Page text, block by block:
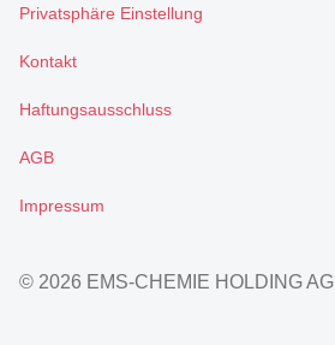
Privatsphäre Einstellung
Kontakt
Haftungsausschluss
AGB
Impressum
© 2026 EMS-CHEMIE HOLDING AG